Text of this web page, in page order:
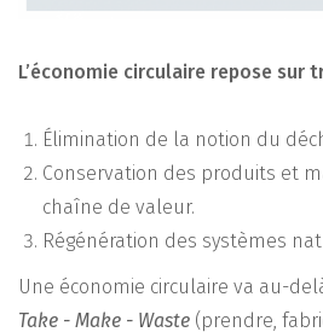
L’économie circulaire repose sur
Élimination de la notion du
Conservation des produits et
chaîne de valeur.
Régénération des systèmes
Une économie circulaire va au-
Take - Make - Waste (prendre,